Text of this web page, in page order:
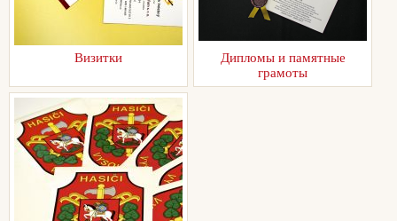
Визитки
Дипломы и памятные
грамоты